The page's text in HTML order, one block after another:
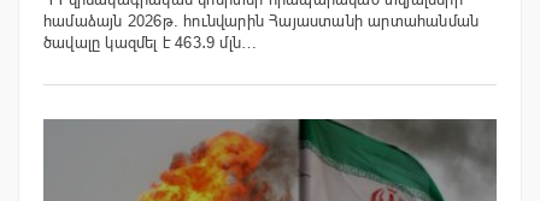
համաձայն 2026թ. հունվարին Հայաստանի արտահանման
ծավալը կազմել է 463․9 մլն…